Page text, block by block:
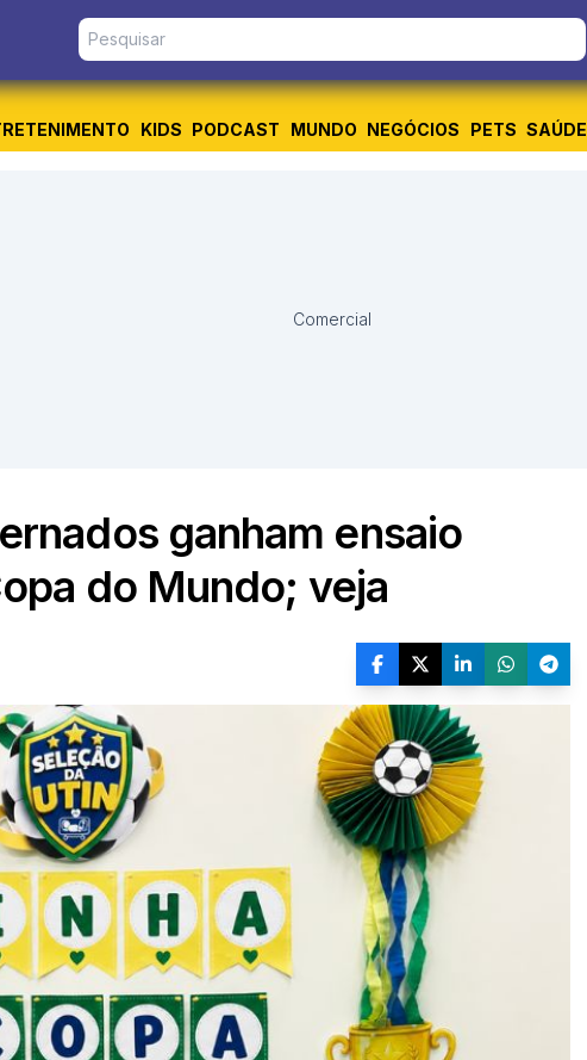
KIDS PODCAST MUNDO NEGÓCIOS PETS SAÚDE
Comercial
ganham ensaio
do Mundo; veja